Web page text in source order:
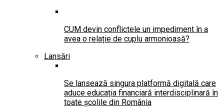
CUM devin conflictele un impediment în a
avea o relație de cuplu armonioasă?
Lansări
Se lansează singura platformă digitală care
aduce educația financiară interdisciplinară în
toate școlile din România